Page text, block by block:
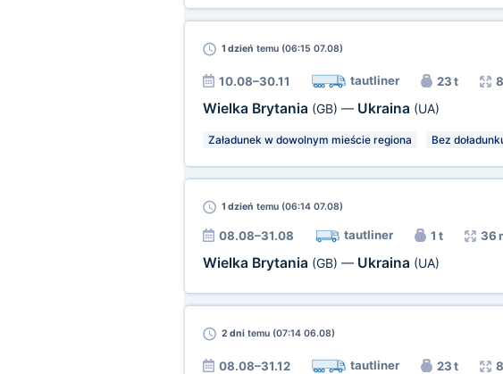
1 dzień temu (06:15 07.08)
10.08–30.11 tautliner 23 t
Wielka Brytania (GB) — Ukraina (UA)
Załadunek w dowolnym mieście regiona Bez
1 dzień temu (06:14 07.08)
08.08–31.08 tautliner 1 t 36
Wielka Brytania (GB) — Ukraina (UA)
2 dnitemu (07:14 06.08)
08.08–31.12 tautliner 23 t